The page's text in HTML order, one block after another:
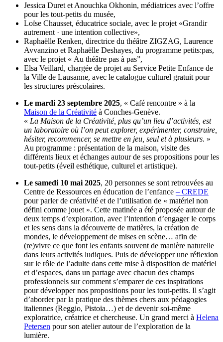
Jessica Duret et Anouchka Okhonin, médiatrices avec l’offre
pour les tout-petits du musée,
Loïse Chausset, éducatrice sociale, avec le projet «Grandir
autrement · une intention collective»,
Raphaëlle Renken, directrice du théâtre ZIGZAG, Laurence
Avvanzino et Raphaëlle Deshayes, du programme petits:pas,
avec le projet « Au théâtre pas à pas”,
Elsa Veillard, chargée de projet au Service Petite Enfance de
la Ville de Lausanne, avec le catalogue culturel gratuit pour
les structures préscolaires.
Le mardi 23 septembre 2025, « Café rencontre » à la
Maison de la Créativité à Conches-Genève.
« La Maison de la Créativité, plus qu’un lieu d’activités, est
un laboratoire où l’on peut explorer, expérimenter, construire,
hésiter, recommencer, se mettre en jeu, seul et à plusieurs. »
Au programme : présentation de la maison, visite des
différents lieux et échanges autour de ses propositions pour les
tout-petits (éveil esthétique, culturel et artistique).
Le samedi 10 mai 2025, 20 personnes se sont retrouvées au
Centre de Ressources en éducation de l’enfance – CREDE
pour parler de créativité et de l’utilisation de « matériel non
défini comme jouet ». Cette matinée a été proposée autour de
deux temps d’exploration, avec l’intention d’engager le corps
et les sens dans la découverte de matières, la création de
mondes, le développement de mises en scène… afin de
(re)vivre ce que font les enfants souvent de manière naturelle
dans leurs activités ludiques. Puis de développer une réflexion
sur le rôle de l’adulte dans cette mise à disposition de matériel
et d’espaces, dans un partage avec chacun des champs
professionnels sur comment s’emparer de ces inspirations
pour développer nos propositions pour les tout-petits. Il s’agit
d’aborder par la pratique des thèmes chers aux pédagogies
italiennes (Reggio, Pistoia…) et de devenir soi-même
exploratrice, créatrice et chercheuse. Un grand merci à Helena
Petersen pour son atelier autour de l’exploration de la
lumière.